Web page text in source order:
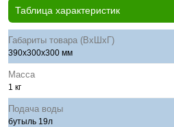
Таблица характеристик
Габариты товара (ВхШхГ)
390x300x300 мм
Масса
1 кг
Подача воды
бутыль 19л